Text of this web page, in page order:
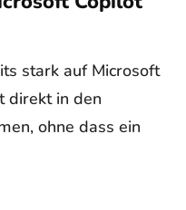
stark auf Microsoft
direkt in den
ohne dass ein